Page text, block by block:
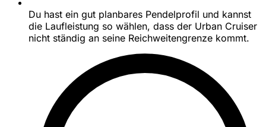
Du hast ein gut planbares Pendelprofil und kannst
die Laufleistung so wählen, dass der Urban Cruiser
nicht ständig an seine Reichweitengrenze kommt.